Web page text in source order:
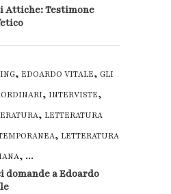
Attiche: Testimone
, EDOARDO VITALE, GLI
, INTERVISTE,
, LETTERATURA
, LETTERATURA
, ...
domande a Edoardo